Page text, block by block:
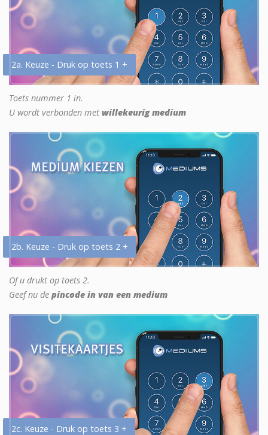
2a. Keuze - Druk op toets 1 +
Toets nummer 1 in.
U wordt verbonden met willekeurig medium
2b. Keuze - Druk op toets 2 +
Of u drukt op toets 2.
Geef nu de pincode in van een medium
2c. Keuze - Druk op toets 3 +